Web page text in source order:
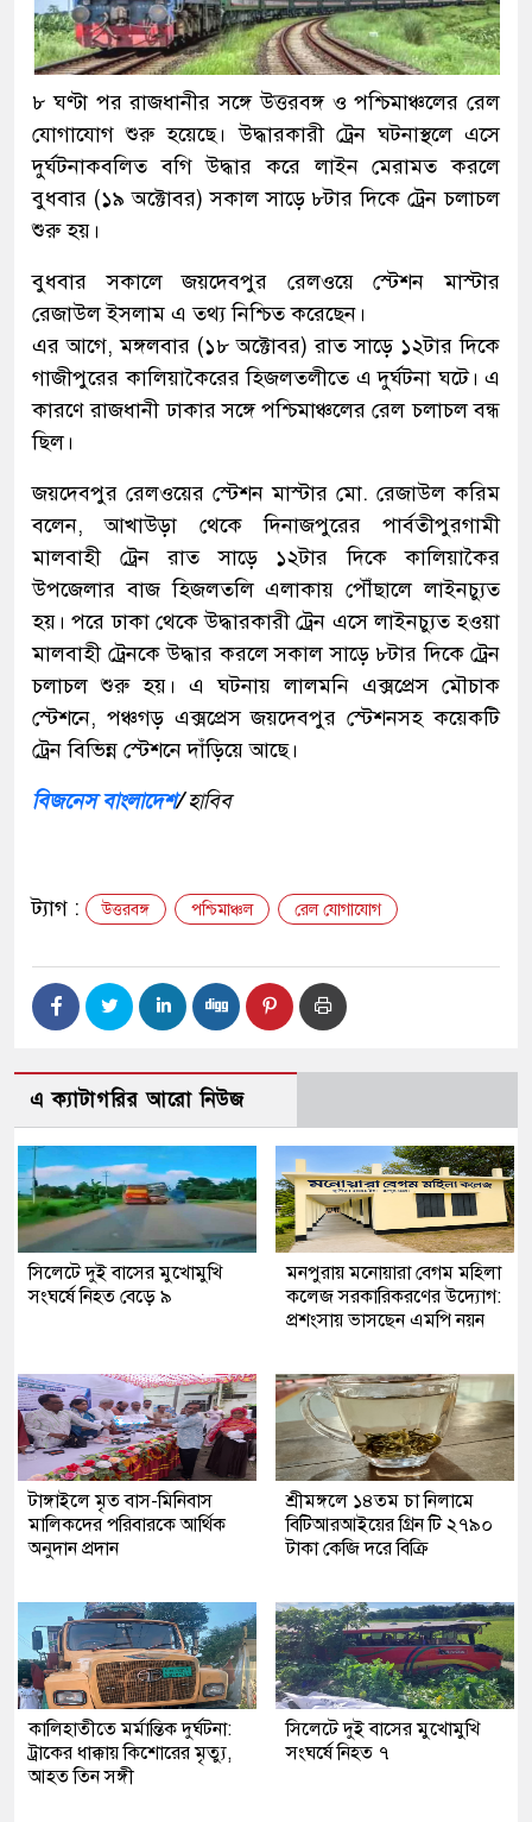
৮ ঘণ্টা পর রাজধানীর সঙ্গে উত্তরবঙ্গ ও পশ্চিমাঞ্চলের রেল
যোগাযোগ শুরু হয়েছে। উদ্ধারকারী ট্রেন ঘটনাস্থলে এসে
দুর্ঘটনাকবলিত বগি উদ্ধার করে লাইন মেরামত করলে
বুধবার (১৯ অক্টোবর) সকাল সাড়ে ৮টার দিকে ট্রেন চলাচল
শুরু হয়।
বুধবার সকালে জয়দেবপুর রেলওয়ে স্টেশন মাস্টার
রেজাউল ইসলাম এ তথ্য নিশ্চিত করেছেন।
এর আগে, মঙ্গলবার (১৮ অক্টোবর) রাত সাড়ে ১২টার দিকে
গাজীপুরের কালিয়াকৈরের হিজলতলীতে এ দুর্ঘটনা ঘটে। এ
কারণে রাজধানী ঢাকার সঙ্গে পশ্চিমাঞ্চলের রেল চলাচল বন্ধ
ছিল।
জয়দেবপুর রেলওয়ের স্টেশন মাস্টার মো. রেজাউল করিম
বলেন, আখাউড়া থেকে দিনাজপুরের পার্বতীপুরগামী
মালবাহী ট্রেন রাত সাড়ে ১২টার দিকে কালিয়াকৈর
উপজেলার বাজ হিজলতলি এলাকায় পৌঁছালে লাইনচ্যুত
হয়। পরে ঢাকা থেকে উদ্ধারকারী ট্রেন এসে লাইনচ্যুত হওয়া
মালবাহী ট্রেনকে উদ্ধার করলে সকাল সাড়ে ৮টার দিকে ট্রেন
চলাচল শুরু হয়। এ ঘটনায় লালমনি এক্সপ্রেস মৌচাক
স্টেশনে, পঞ্চগড় এক্সপ্রেস জয়দেবপুর স্টেশনসহ কয়েকটি
ট্রেন বিভিন্ন স্টেশনে দাঁড়িয়ে আছে।
বিজনেস বাংলাদেশ/হাবিব
ট্যাগ : উত্তরবঙ্গ পশ্চিমাঞ্চল রেল যোগাযোগ
এ ক্যাটাগরির আরো নিউজ
সিলেটে দুই বাসের মুখোমুখি
সংঘর্ষে নিহত বেড়ে ৯
মনপুরায় মনোয়ারা বেগম মহিলা
কলেজ সরকারিকরণের উদ্যোগ:
প্রশংসায় ভাসছেন এমপি নয়ন
টাঙ্গাইলে মৃত বাস-মিনিবাস
মালিকদের পরিবারকে আর্থিক
অনুদান প্রদান
শ্রীমঙ্গলে ১৪তম চা নিলামে
বিটিআরআইয়ের গ্রিন টি ২৭৯০
টাকা কেজি দরে বিক্রি
কালিহাতীতে মর্মান্তিক দুর্ঘটনা:
ট্রাকের ধাক্কায় কিশোরের মৃত্যু,
আহত তিন সঙ্গী
সিলেটে দুই বাসের মুখোমুখি
সংঘর্ষে নিহত ৭